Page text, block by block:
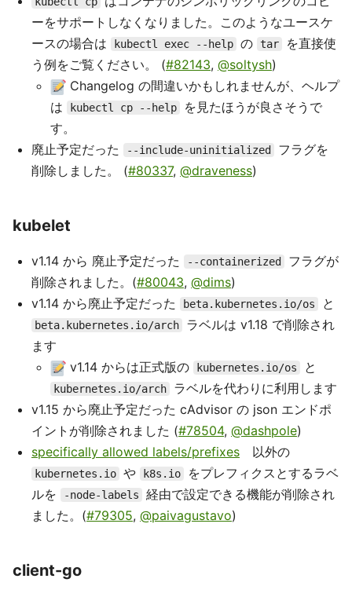
ーをサポートしなくなりました。このようなユースケ
ースの場合は
kubectl exec --help の tar
を直接使
う例をご覧ください。 (#82143, @soltysh)
Changelog の間違いかもしれませんが、ヘルプ
は
kubectl cp --help
を見たほうが良さそうで
す。
廃止予定だった
--include-uninitialized
フラグを
削除しました。 (#80337, @draveness)
kubelet
v1.14 から 廃止予定だった --containerized
フラグが
削除されました。(#80043, @dims)
v1.14 から廃止予定だった
beta.kubernetes.io/os と
beta.kubernetes.io/arch
ラベルは v1.18 で削除され
ます
v1.14 からは正式版の
kubernetes.io/os と
kubernetes.io/arch
ラベルを代わりに利用します
v1.15 から廃止予定だった cAdvisor の json エンドポ
イントが削除されました (#78504, @dashpole)
specifically allowed labels/prefixes 以外の
kubernetes.io や k8s.io
をプレフィクスとするラベ
ルを
-node-labels
経由で設定できる機能が削除され
ました。(#79305, @paivagustavo)
client-go